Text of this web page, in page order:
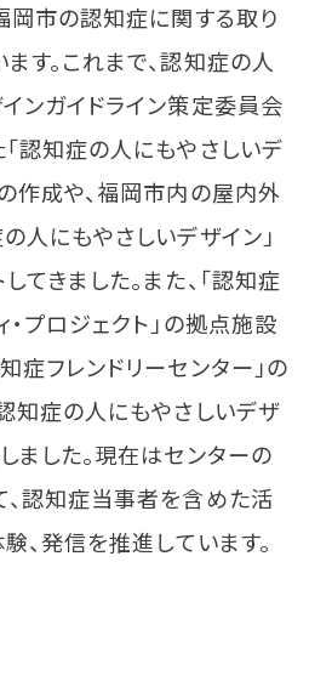
岡市の認知症に関する取り
す。これまで、認知症の人
ンガイドライン策定委員会
認知症の人にもやさしいデ
作成や、福岡市内の屋内外
人にもやさしいデザイン」
てきました。また、「認知症
・プロジェクト」の拠点施設
症フレンドリーセンター」の
知症の人にもやさしいデザ
ました。現在はセンターの
認知症当事者を含めた活
験、発信を推進しています。